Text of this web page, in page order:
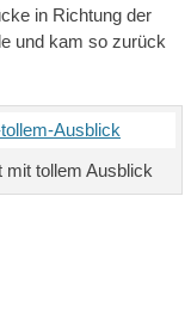
in Richtung der
und kam so zurück
mit tollem Ausblick